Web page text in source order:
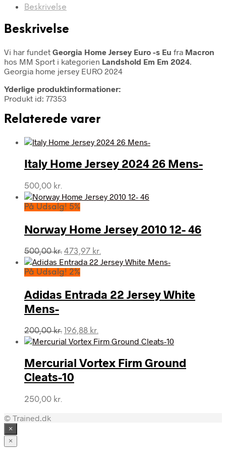
Beskrivelse
Beskrivelse
Vi har fundet Georgia Home Jersey Euro -s Eu fra Macron
hos MM Sport i kategorien Landshold Em Em 2024.
Georgia home jersey EURO 2024
Yderlige produktinformationer:
Produkt id: 77353
Relaterede varer
Italy Home Jersey 2024 26 Mens-
500,00 kr.
På Udsalg! 5%
Norway Home Jersey 2010 12- 46
500,00kr. Den
oprindelige
pris
500,00 kr..
473,97 kr.
aktuelle
473,97 kr..
På Udsalg! 2%
Adidas Entrada 22 Jersey White
Mens-
200,00kr. Den
oprindelige
var:
200,00 kr..
196,88 kr.
aktuelle
er:
196,88 kr..
Mercurial Vortex Firm Ground
Cleats-10
250,00 kr.
© Trained.dk
×
×